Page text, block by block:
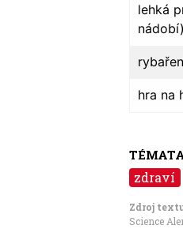
lehká
nádobí)
hra na
zdraví
Zdroj
Science